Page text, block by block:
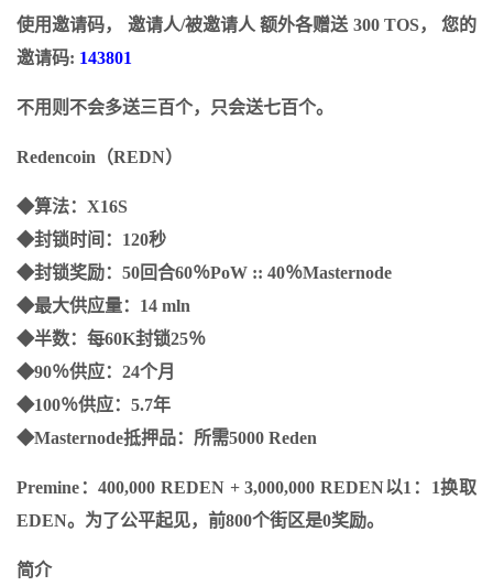
使用邀请码， 邀请人/被邀请人 额外各赠送 300 TOS， 您的
邀请码: 143801
不用则不会多送三百个，只会送七百个。
Redencoin（REDN）
◆算法：X16S
◆封锁时间：120秒
◆封锁奖励：50回合60％PoW :: 40％Masternode
◆最大供应量：14 mln
◆半数：每60K封锁25％
◆90％供应：24个月
◆100％供应：5.7年
◆Masternode抵押品：所需5000 Reden
Premine：400,000 REDEN + 3,000,000 REDEN以1：1换取
EDEN。为了公平起见，前800个街区是0奖励。
简介